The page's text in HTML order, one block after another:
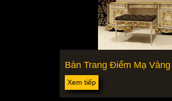
Bàn Trang Điểm Mạ Vàng
Xem tiếp